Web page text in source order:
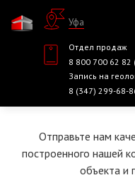
Уфа
Отдел продаж
8 800 700 62 82
Запись на
8 (347) 299-68-
Отправьте нам
построенного нашей
объекта и